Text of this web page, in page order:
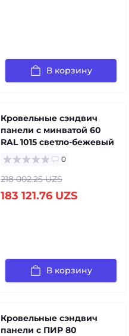
В корзину
Кровельные сэндвич
панели с минватой 60
RAL 1015 светло-бежевый
0
218 002.25 UZS
183 121.76 UZS
В корзину
Кровельные сэндвич
панели с ПИР 80